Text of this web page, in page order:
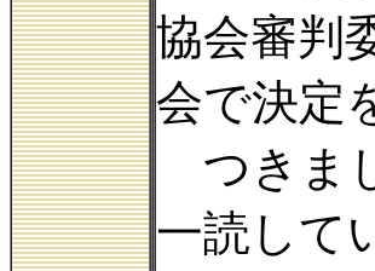
協会審判
会で決定
つきま
一読して